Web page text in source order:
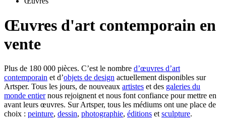
Œuvres d'art contemporain en
vente
Plus de 180 000 pièces. C’est le nombre d’œuvres d’art
contemporain et d’objets de design actuellement disponibles sur
Artsper. Tous les jours, de nouveaux artistes et des galeries du
monde entiernous rejoignent et nous font confiance pour mettre en
avant leurs œuvres. Sur Artsper, tous les médiums ont une place de
choix : peinture, dessin, photographie, éditions etsculpture.